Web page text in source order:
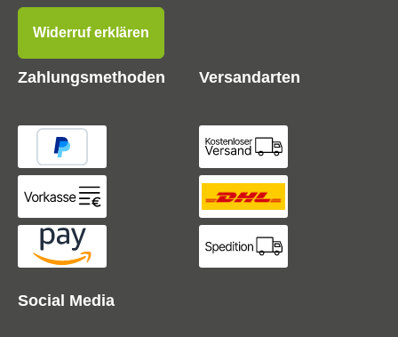
Social Media
Widerruf erklären
Zahlungsmethoden Versandarten